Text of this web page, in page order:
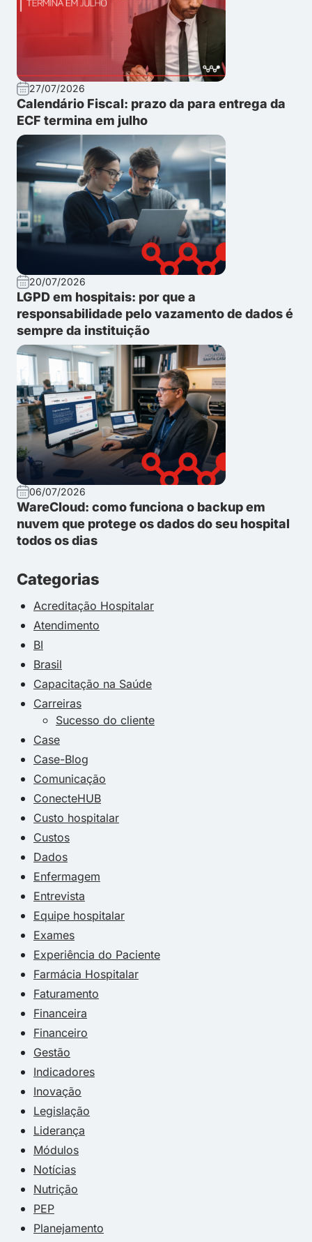
27/07/2026
Calendário Fiscal: prazo da para entrega da
ECF termina em julho
20/07/2026
LGPD em hospitais: por que a
responsabilidade pelo vazamento de dados é
sempre da instituição
06/07/2026
WareCloud: como funciona o backup em
nuvem que protege os dados do seu hospital
todos os dias
Categorias
Acreditação Hospitalar
Atendimento
BI
Brasil
Capacitação na Saúde
Carreiras
Sucesso do cliente
Case
Case-Blog
Comunicação
ConecteHUB
Custo hospitalar
Custos
Dados
Enfermagem
Entrevista
Equipe hospitalar
Exames
Experiência do Paciente
Farmácia Hospitalar
Faturamento
Financeira
Financeiro
Gestão
Indicadores
Inovação
Legislação
Liderança
Módulos
Notícias
Nutrição
PEP
Planejamento